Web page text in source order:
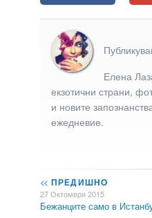
Елена
екзотични страни,
и новите
ежедневие.
<< ПРЕДИШНО
27 Октомври 2015
Бежанците само в